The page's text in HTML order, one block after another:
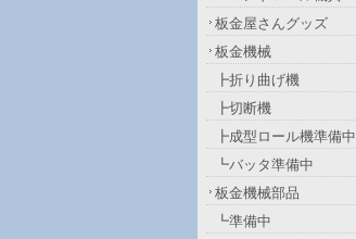
板金屋さんグッズ
板金機械
┣折り曲げ機
┣切断機
┣成型ロール機準備中
┗バッタ準備中
板金機械部品
┗準備中